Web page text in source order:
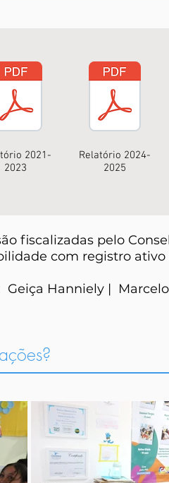
2021-
2023
Relatório 2024-
2025
fiscalizadas pelo
com registro ativo
Geiça Hanniely |